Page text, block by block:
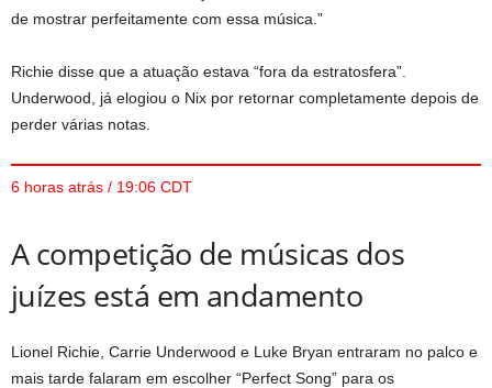
de mostrar perfeitamente com essa música.”
Richie disse que a atuação estava “fora da estratosfera”.
Underwood, já elogiou o Nix por retornar completamente depois de
perder várias notas.
6 horas atrás / 19:06 CDT
A competição de músicas dos
juízes está em andamento
Lionel Richie, Carrie Underwood e Luke Bryan entraram no palco e
mais tarde falaram em escolher “Perfect Song” para os